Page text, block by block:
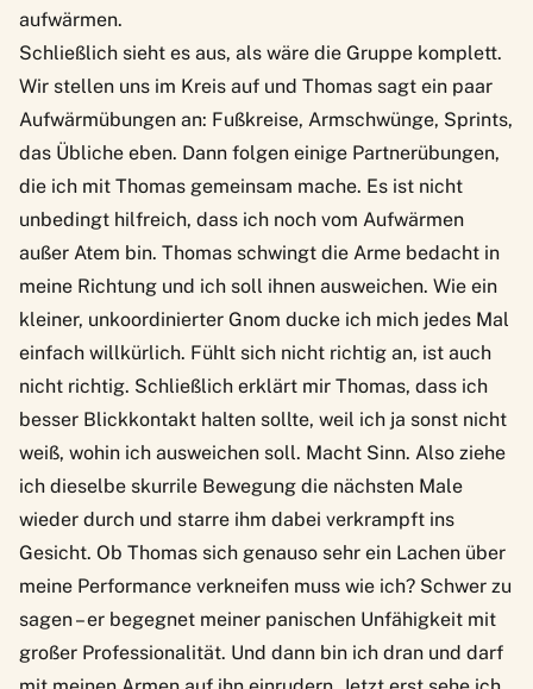
aufwärmen.
Schließlich sieht es aus, als wäre die Gruppe komplett.
Wir stellen uns im Kreis auf und Thomas sagt ein paar
Aufwärmübungen an: Fußkreise, Armschwünge, Sprints,
das Übliche eben. Dann folgen einige Partnerübungen,
die ich mit Thomas gemeinsam mache. Es ist nicht
unbedingt hilfreich, dass ich noch vom Aufwärmen
außer Atem bin. Thomas schwingt die Arme bedacht in
meine Richtung und ich soll ihnen ausweichen. Wie ein
kleiner, unkoordinierter Gnom ducke ich mich jedes Mal
einfach willkürlich. Fühlt sich nicht richtig an, ist auch
nicht richtig. Schließlich erklärt mir Thomas, dass ich
besser Blickkontakt halten sollte, weil ich ja sonst nicht
weiß, wohin ich ausweichen soll. Macht Sinn. Also ziehe
ich dieselbe skurrile Bewegung die nächsten Male
wieder durch und starre ihm dabei verkrampft ins
Gesicht. Ob Thomas sich genauso sehr ein Lachen über
meine Performance verkneifen muss wie ich? Schwer zu
sagen – er begegnet meiner panischen Unfähigkeit mit
großer Professionalität. Und dann bin ich dran und darf